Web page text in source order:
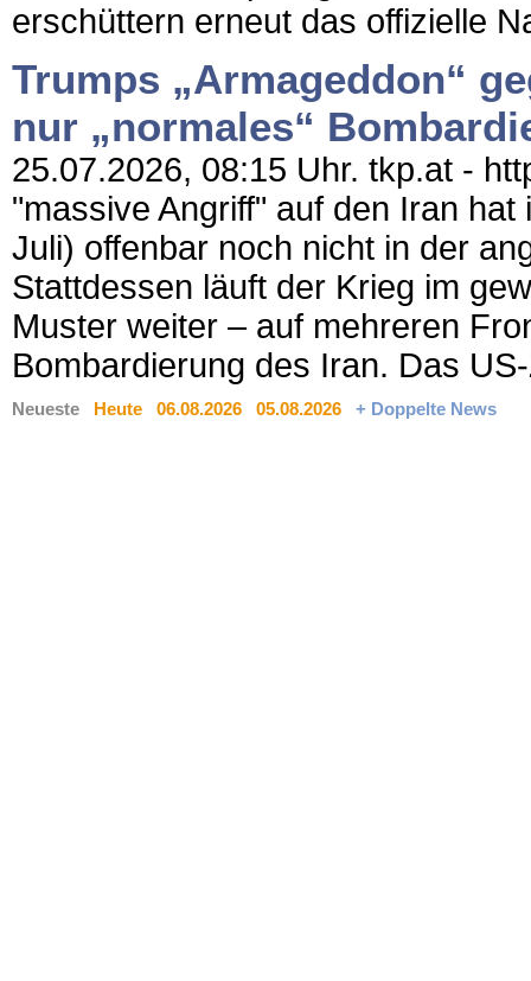
erschüttern erneut das offizielle
Trumps „Armageddon“
nur „normales“
25.07.2026, 08:15 Uhr. tkp.at -
"massive Angriff" auf den Iran
Juli) offenbar noch nicht in der
Stattdessen läuft der Krieg im
Muster weiter – auf mehreren
Bombardierung des Iran. Das
Neueste Heute 06.08.2026 05.08.2026 + Doppelte News